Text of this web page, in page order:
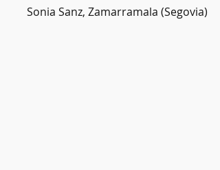
Sonia Sanz, Zamarramala (Segovia)